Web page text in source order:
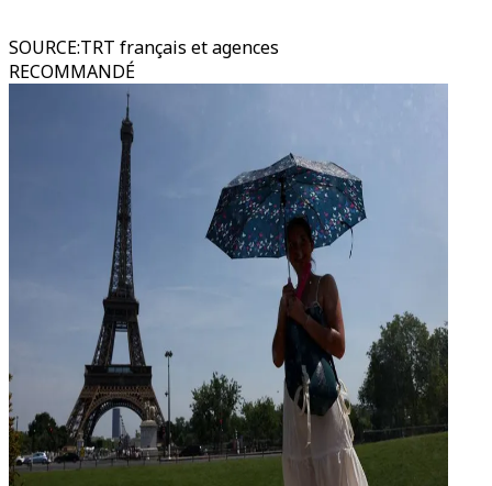
SOURCE:TRT français et agences
RECOMMANDÉ